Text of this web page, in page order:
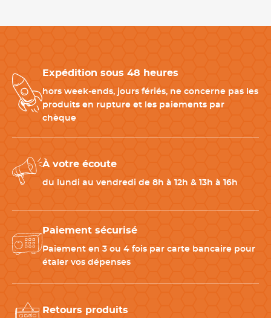
Produits complémentaires au taille-légumes
Pour compléter votre équipement, nous vous recommandons
-Accessoires de cuisine: petits ustensiles utiles à la
-Éplucheurs: pour préparer les légumes avant de les tailler,
trancher ou décorer.
CARACTÉRISTIQUES TECHNIQUES
Diamètre
Expédition sous 48 heures
hors week-ends, jours fériés, ne concerne pas les
produits en rupture et les paiements par
chèque
À votre écoute
du lundi au vendredi de 8h à 12h & 13h à 16h
Paiement sécurisé
Paiement en 3 ou 4 fois par carte bancaire pour
étaler vos dépenses
Retours produits